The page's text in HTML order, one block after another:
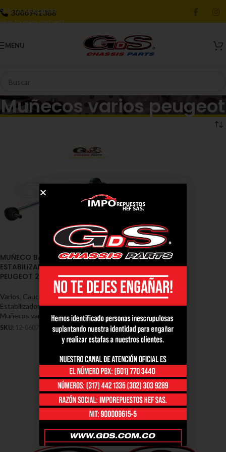
Skip to navigation
Skip to main content
3006941388
MENU
Muñecos varios peugeot
MUÑECO BARRA
ESTABILIZADORA DELANTERA
PEUGEOT 206 (12-0607)
Varios Cauchos / Muñecos
Estabilizadoras / Soportes - Varios,
Muñecos varios peugeot
SKU: 12-0607